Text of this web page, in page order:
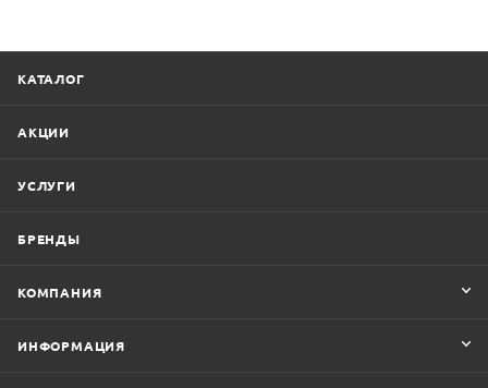
КАТАЛОГ
АКЦИИ
УСЛУГИ
БРЕНДЫ
КОМПАНИЯ
ИНФОРМАЦИЯ